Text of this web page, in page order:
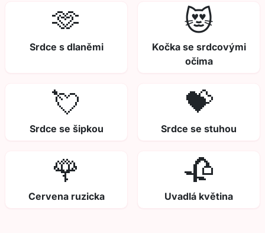
🫶
Srdce s dlaněmi
😻
Kočka se srdcovými
očima
💘
Srdce se šipkou
💝
Srdce se stuhou
🌹
Cervena ruzicka
🥀
Uvadlá květina